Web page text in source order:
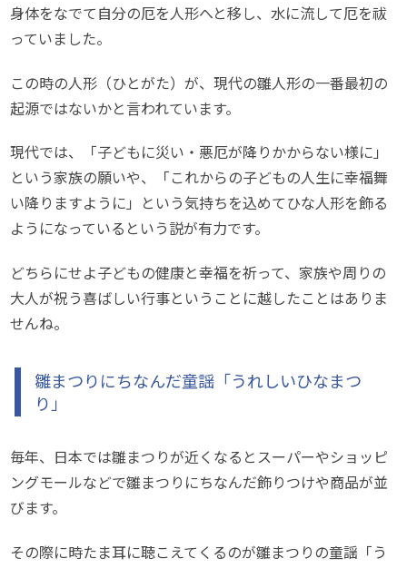
身体をなでて自分の厄を人形へと移し、水に流して厄を祓
っていました。
この時の人形（ひとがた）が、現代の雛人形の一番最初の
起源ではないかと言われています。
現代では、「子どもに災い・悪厄が降りかからない様に」
という家族の願いや、「これからの子どもの人生に幸福舞
い降りますように」という気持ちを込めてひな人形を飾る
ようになっているという説が有力です。
どちらにせよ子どもの健康と幸福を祈って、家族や周りの
大人が祝う喜ばしい行事ということに越したことはありま
せんね。
雛まつりにちなんだ童謡「うれしいひなまつ
り」
毎年、日本では雛まつりが近くなるとスーパーやショッピ
ングモールなどで雛まつりにちなんだ飾りつけや商品が並
びます。
その際に時たま耳に聴こえてくるのが雛まつりの童謡「う